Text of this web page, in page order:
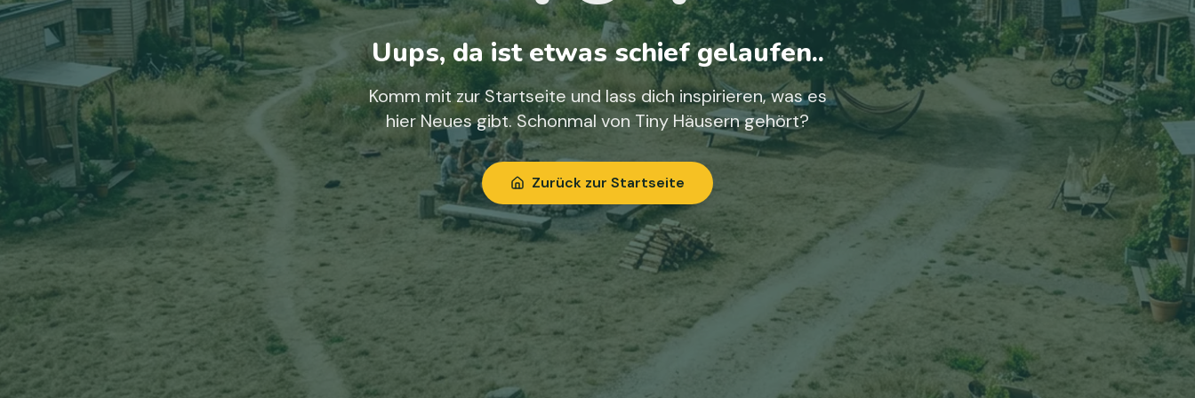
Uups, da ist etwas schief gelaufen..
Komm mit zur Startseite und lass dich inspirieren, was es
hier Neues gibt. Schonmal von Tiny Häusern gehört?
Zurück zur Startseite